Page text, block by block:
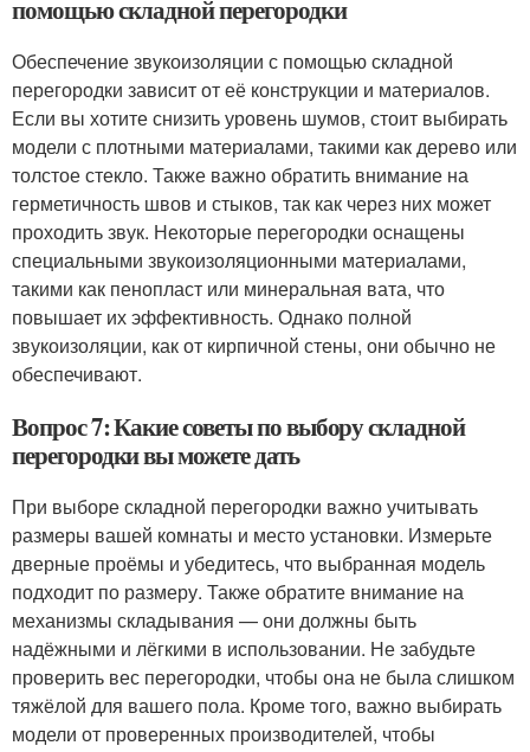
помощью складной перегородки
Обеспечение звукоизоляции с помощью складной
перегородки зависит от её конструкции и материалов.
Если вы хотите снизить уровень шумов, стоит выбирать
модели с плотными материалами, такими как дерево или
толстое стекло. Также важно обратить внимание на
герметичность швов и стыков, так как через них может
проходить звук. Некоторые перегородки оснащены
специальными звукоизоляционными материалами,
такими как пенопласт или минеральная вата, что
повышает их эффективность. Однако полной
звукоизоляции, как от кирпичной стены, они обычно не
обеспечивают.
Вопрос 7: Какие советы по выбору складной
перегородки вы можете дать
При выборе складной перегородки важно учитывать
размеры вашей комнаты и место установки. Измерьте
дверные проёмы и убедитесь, что выбранная модель
подходит по размеру. Также обратите внимание на
механизмы складывания — они должны быть
надёжными и лёгкими в использовании. Не забудьте
проверить вес перегородки, чтобы она не была слишком
тяжёлой для вашего пола. Кроме того, важно выбирать
модели от проверенных производителей, чтобы